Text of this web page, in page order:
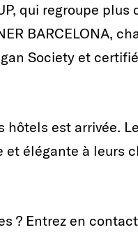
qui regroupe plus
BARCELONA,
Society et
hôtels est arrivée.
et élégante à leurs
? Entrez en